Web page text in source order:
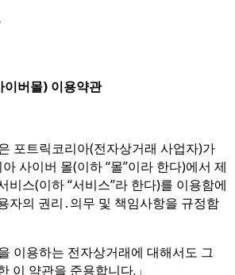
이버몰) 이용약관
포트릭코리아(전자상거래 사업자)가
사이버 몰(이하 “몰”이라 한다)에서 제
비스(이하 “서비스”라 한다)를 이용함에
자의 권리․의무 및 책임사항을 규정함
이용하는 전자상거래에 대해서도 그
이 약관을 준용합니다.」